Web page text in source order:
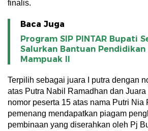
finalis.
Baca Juga
Program SIP PINTAR Bupati
Salurkan Bantuan Pendidikan
Mampuak ll
Terpilih sebagai juara I putra dengan
atas Putra Nabil Ramadhan dan Juara
nomor peserta 15 atas nama Putri Nia
pemenang mendapatkan piagam
pembinaan yang diserahkan oleh Pj